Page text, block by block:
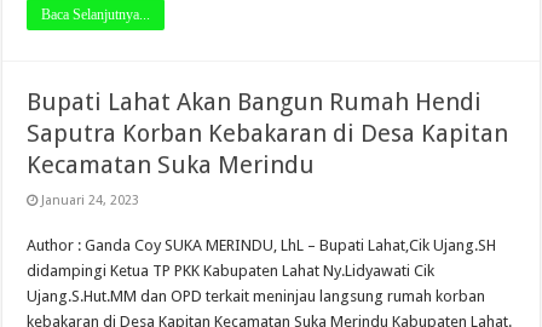
Baca Selanjutnya...
Bupati Lahat Akan Bangun Rumah Hendi
Saputra Korban Kebakaran di Desa Kapitan
Kecamatan Suka Merindu
Januari 24, 2023
Author : Ganda Coy SUKA MERINDU, LhL – Bupati Lahat,Cik Ujang.SH
didampingi Ketua TP PKK Kabupaten Lahat Ny.Lidyawati Cik
Ujang.S.Hut.MM dan OPD terkait meninjau langsung rumah korban
kebakaran di Desa Kapitan Kecamatan Suka Merindu Kabupaten Lahat.